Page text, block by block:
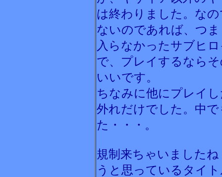
は終わりました。な
ないのであれば、つ
入らなかったサブヒ
で、プレイするなら
いいです。
ちなみに他にプレイ
外れだけでした。中
た・・・。
規制来ちゃいました
うと思っているタイ